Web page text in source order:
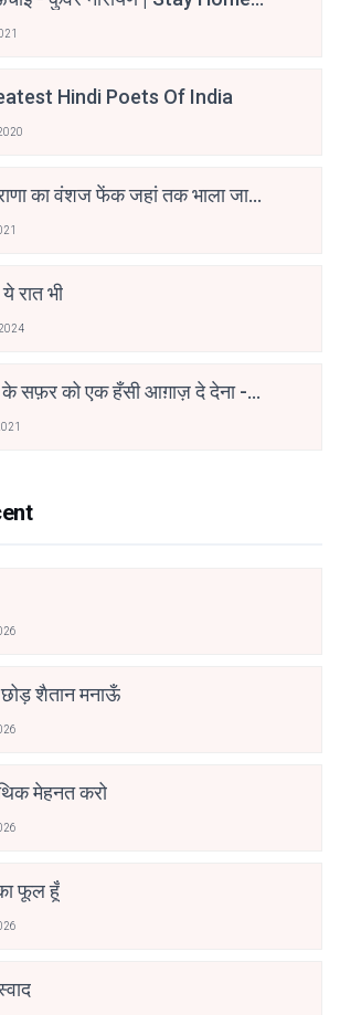
Hindi Poets Of India
का वंशज फेंक जहां तक भाला जाए:
रात भी
के सफ़र को एक हँसी आग़ाज़ दे देना -
शैतान मनाऊँ
मेहनत करो
फूल हूँ